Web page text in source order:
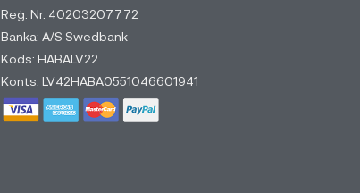
Reģ. Nr. 40203207772
Banka: A/S Swedbank
Kods: HABALV22
Konts: LV42HABA0551046601941